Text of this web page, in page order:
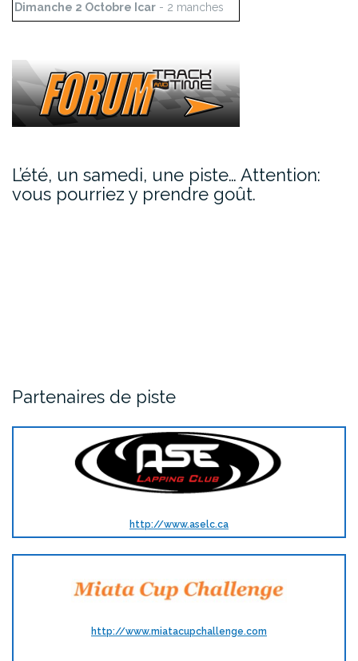
Dimanche 2 Octobre Icar - 2 manches
L’été, un samedi, une piste… Attention:
vous pourriez y prendre goût.
Partenaires de piste
http://www.aselc.ca
http://www.miatacupchallenge.com